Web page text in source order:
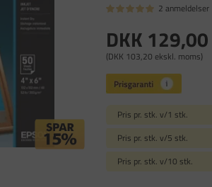
2 anmeldelser
DKK 129,00
(DKK 103,20 ekskl. moms)
Pris pr. stk. v/1 stk.
Pris pr. stk. v/5 stk.
Pris pr. stk. v/10 stk.